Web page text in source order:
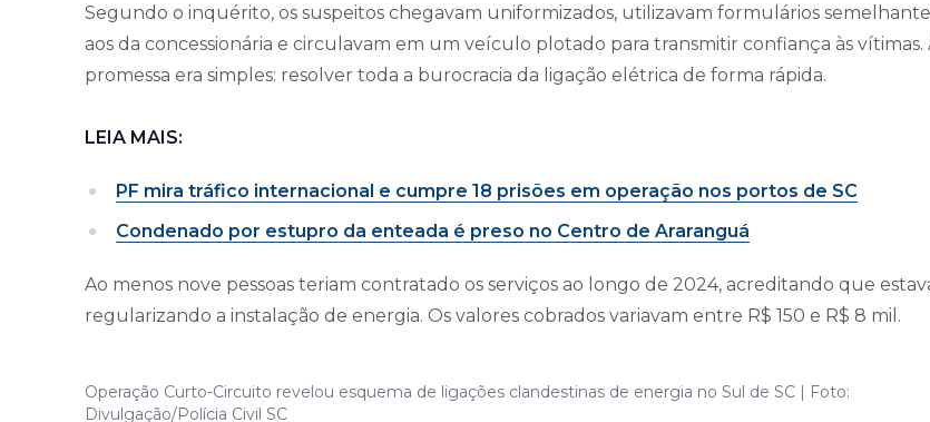
Segundo o inquérito, os suspeitos chegavam uniformizados, utilizavam formulários
aos da concessionária e circulavam em um veículo plotado para transmitir confiança às vítimas.
promessa era simples: resolver toda a burocracia da ligação elétrica de forma rápida.
LEIA MAIS:
PF mira tráfico internacional e cumpre 18 prisões em operação nos portos de SC
Condenado por estupro da enteada é preso no Centro de Araranguá
Ao menos nove pessoas teriam contratado os serviços ao longo de 2024, acreditando que
regularizando a instalação de energia. Os valores cobrados variavam entre R$ 150 e R$ 8 mil.
Operação Curto-Circuito revelou esquema de ligações clandestinas de energia no Sul de SC | Foto:
Divulgação/Polícia Civil SC